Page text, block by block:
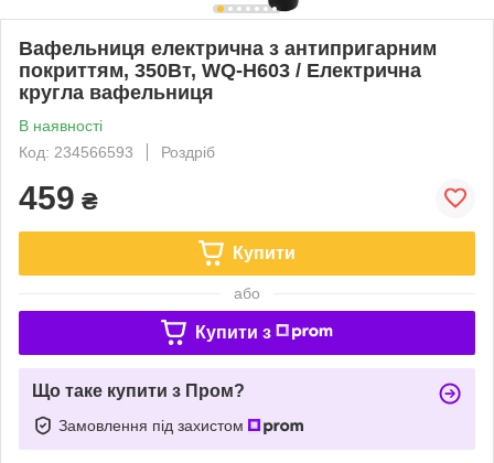
Вафельниця електрична з антипригарним
покриттям, 350Вт, WQ-H603 / Електрична
кругла вафельниця
В наявності
Код: 234566593
Роздріб
459 ₴
Купити
або
Купити з
Що таке купити з Пром?
Замовлення під захистом